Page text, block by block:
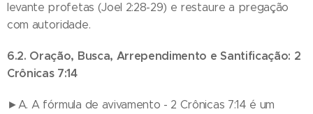
levante profetas (Joel 2:28-29) e restaure a pregação
com autoridade.
6.2. Oração, Busca, Arrependimento e Santificação: 2
Crônicas 7:14
►A. A fórmula de avivamento - 2 Crônicas 7:14 é um